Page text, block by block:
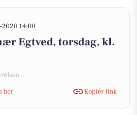
14:00
Egtved, torsdag, kl.
her
Kopiér link